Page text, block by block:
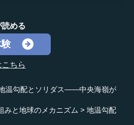
める
ちら
温勾配とソリダス――中央海嶺が
みと地球のメカニズム
地温勾配